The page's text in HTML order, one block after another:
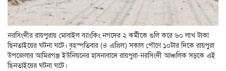
নরসিংদীর রায়পুরায় মোবাইল ব্যাংকিং নগদের ২ কর্মীকে গুলি করে ৬০ লাখ টাকা
ছিনতাইয়ের ঘটনা ঘটে। বৃহস্পতিবার (৪ এপ্রিল) সকাল পৌণে ১০টার দিকে রায়পুরা
উপজেলার আমিরগঞ্জ ইউনিয়নের হাসনাবাদে রায়পুরা-নরসিংদী আঞ্চলিক সড়কে এই
ছিনতাইয়ের ঘটনা ঘটে।